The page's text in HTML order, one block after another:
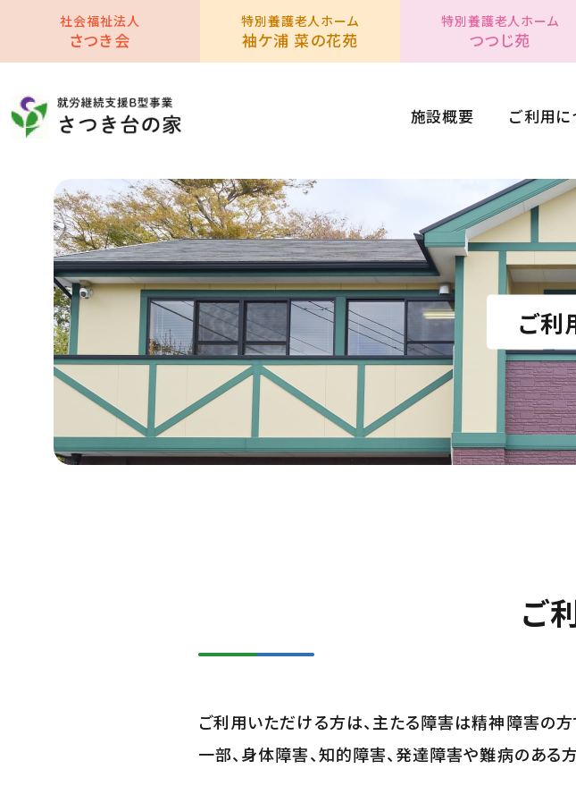
社会福祉法人
さつき会
特別養護老人ホーム
袖ケ浦 菜の花苑
特別養護老人ホーム
つつじ苑
施設概要 ご利用に
ご利
ご
ご利用いただける方は、主たる障害は精神障害の方
一部、身体障害、知的障害、発達障害や難病のある